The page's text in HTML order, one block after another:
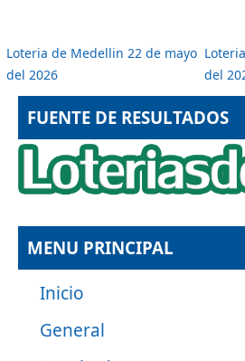
Loteria de Medellin 22 de mayo
del 2026
del
FUENTE DE RESULTADOS
MENU PRINCIPAL
Inicio
General